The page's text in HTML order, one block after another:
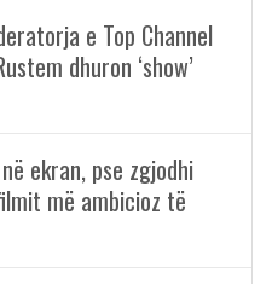
e Top Channel
dhuron ‘show’
ekran, pse zgjodhi
më ambicioz të